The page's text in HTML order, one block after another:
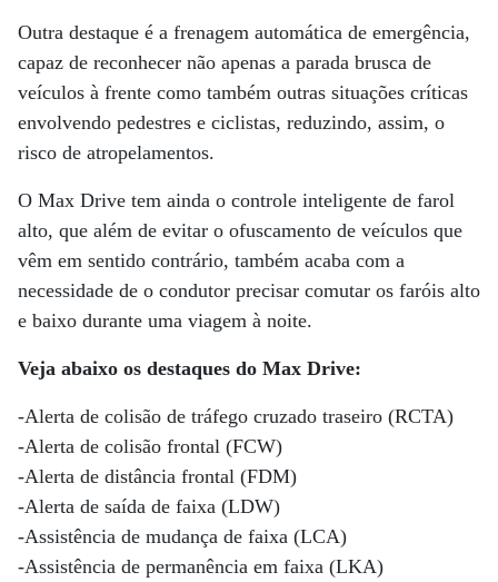
Outra destaque é a frenagem automática de emergência,
capaz de reconhecer não apenas a parada brusca de
veículos à frente como também outras situações críticas
envolvendo pedestres e ciclistas, reduzindo, assim, o
risco de atropelamentos.
O Max Drive tem ainda o controle inteligente de farol
alto, que além de evitar o ofuscamento de veículos que
vêm em sentido contrário, também acaba com a
necessidade de o condutor precisar comutar os faróis alto
e baixo durante uma viagem à noite.
Veja abaixo os destaques do Max Drive:
-Alerta de colisão de tráfego cruzado traseiro (RCTA)
-Alerta de colisão frontal (FCW)
-Alerta de distância frontal (FDM)
-Alerta de saída de faixa (LDW)
-Assistência de mudança de faixa (LCA)
-Assistência de permanência em faixa (LKA)